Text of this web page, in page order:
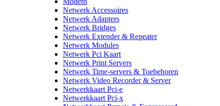
Netwerk Accessoires
Netwerk Adapters
Netwerk Bridges
Netwerk Extender & Repeater
Netwerk Modules
Netwerk Pci Kaart
Netwerk Print Servers
Netwerk Time-servers & Toebehoren
Netwerk Video Recorder & Server
Netwerkkaart Pci-e
Netwerkkaart Pci-x